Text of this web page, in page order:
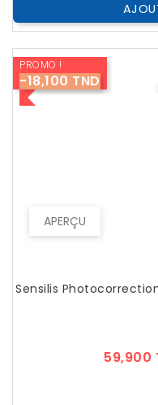
APERÇU
PROMO !
-18,100 TND
Sensilis
59,900